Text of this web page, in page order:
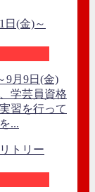
9月9日(金)
学芸員資格
習を行って
...